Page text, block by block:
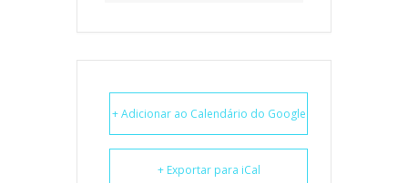
+ Adicionar ao Calendário do Google
+ Exportar para iCal